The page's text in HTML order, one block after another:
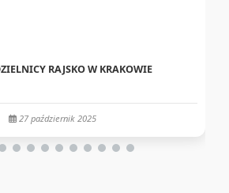
RAJSKO W KRAKOWIE
27 październik 2025